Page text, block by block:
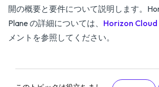
開の概要と要件について説明します。
Plane の詳細については、 Horizon Cloud
メントを参照してください。